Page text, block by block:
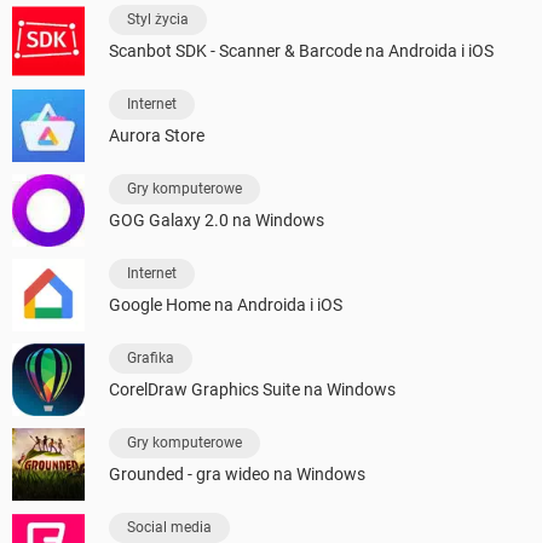
Styl życia
Scanbot SDK - Scanner & Barcode na Androida i iOS
Internet
Aurora Store
Gry komputerowe
GOG Galaxy 2.0 na Windows
Internet
Google Home na Androida i iOS
Grafika
CorelDraw Graphics Suite na Windows
Gry komputerowe
Grounded - gra wideo na Windows
Social media